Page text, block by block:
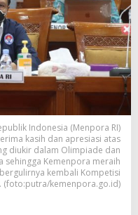
Indonesia (Menpora RI)
kasih dan apresiasi atas
diukir dalam Olimpiade dan
sehingga Kemenpora meraih
kembali Kompetisi
(foto:putra/kemenpora.go.id)